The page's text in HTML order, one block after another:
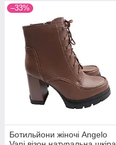
–33%
Ботильйони жіночі Angelo